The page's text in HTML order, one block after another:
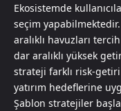
Ekosistemde
seçim
aralıklı havuzları
dar aralıklı yüksek
strateji farklı risk-
yatırım hedeflerine
Şablon stratejiler